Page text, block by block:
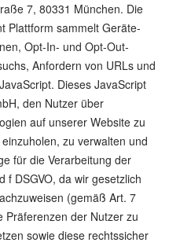
7, 80331 München. Die
Plattform sammelt Geräte-
Opt-In- und Opt-Out-
Anfordern von URLs und
Dieses JavaScript
den Nutzer über
auf unserer Website zu
zu verwalten und
für die Verarbeitung der
f DSGVO, da wir gesetzlich
(gemäß Art. 7
Präferenzen der Nutzer zu
sowie diese rechtssicher